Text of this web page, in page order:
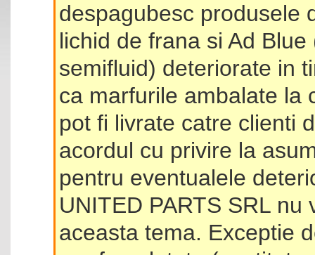
despagubesc produsele
lichid de frana si Ad
semifluid) deteriorate in
ca marfurile ambalate la
pot fi livrate catre clienti
acordul cu privire la
pentru eventualele
UNITED PARTS SRL
aceasta tema. Exceptie